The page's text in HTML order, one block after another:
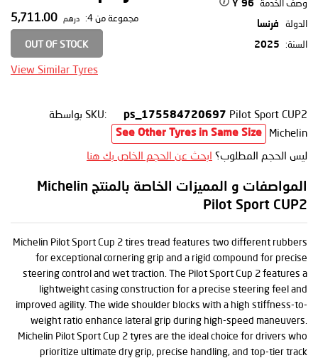
وصف الخدمة 96 Y
الدولة فرنسا
السنة: 2025
مجموعة من 4: درهم
OUT OF STOCK
View Similar Tyres
SKU: ps_175584720697 Pilot Sport CUP2
بواسطة
Michelin
See Other Tyres in Same Size
ليس الحجم المطلوب؟ ابحث عن الحجم الخاص بك هنا
المواصفات و المميزات الخاصة بالمنتج Michelin
Pilot Sport CUP2
Michelin Pilot Sport Cup 2 tires tread features two different rubbers
for exceptional cornering grip and a rigid compound for precise
steering control and wet traction. The Pilot Sport Cup 2 features a
lightweight casing construction for a precise steering feel and
improved agility. The wide shoulder blocks with a high stiffness-to-
weight ratio enhance lateral grip during high-speed maneuvers.
Michelin Pilot Sport Cup 2 tyres are the ideal choice for drivers who
prioritize ultimate dry grip, precise handling, and top-tier track